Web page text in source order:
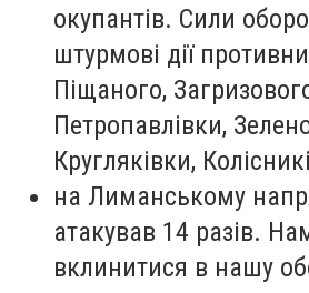
окупантів. Сили
штурмові дії
Піщаного,
Петропавлівки,
Кругляківки,
на Лиманському
атакував 14 разів.
вклинитися в нашу